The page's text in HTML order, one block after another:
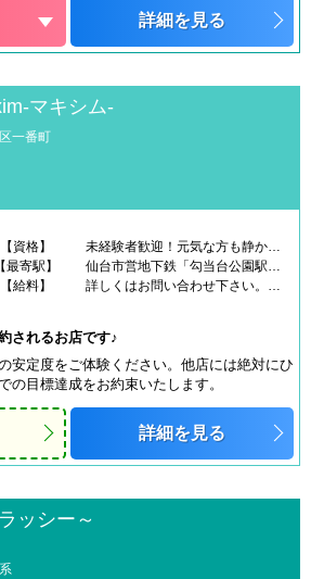
詳細を見る
マキシム-
一番町
【資格】
【最寄駅】
【給料】
されるお店です♪
安定度をご体験ください。他店には絶対にひ
の目標達成をお約束いたします。
詳細を見る
ッシー～